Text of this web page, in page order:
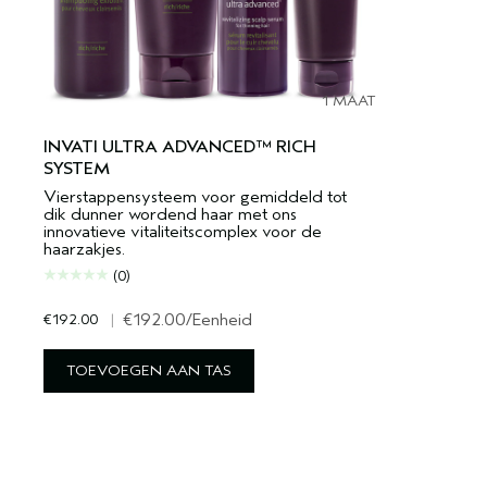
1 MAAT
INVATI ULTRA ADVANCED™ RICH
SYSTEM
Vierstappensysteem voor gemiddeld tot
dik dunner wordend haar met ons
innovatieve vitaliteitscomplex voor de
haarzakjes.
(0)
€192.00 | €192.00/Eenheid
TOEVOEGEN AAN TAS